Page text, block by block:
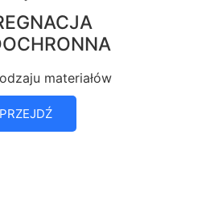
materiałów
PRZEJDŹ